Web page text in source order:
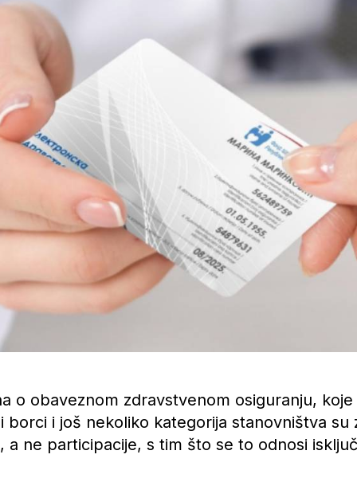
o obaveznom zdravstvenom osiguranju,
borci i još nekoliko kategorija stanovništva
ne participacije, s tim što se to odnosi